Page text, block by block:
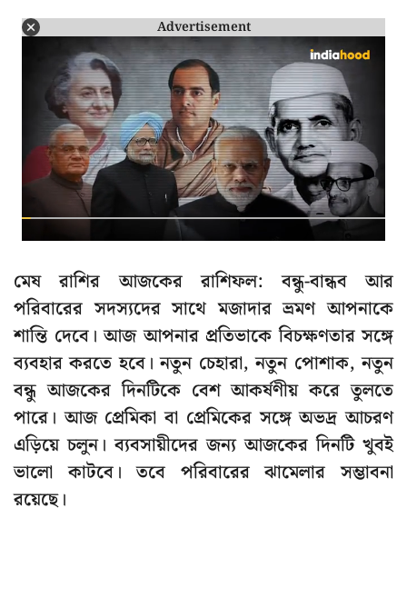
Advertisement
মেষ রাশির আজকের রাশিফল: বন্ধু-বান্ধব আর
পরিবারের সদস্যদের সাথে মজাদার ভ্রমণ আপনাকে
শান্তি দেবে। আজ আপনার প্রতিভাকে বিচক্ষণতার সঙ্গে
ব্যবহার করতে হবে। নতুন চেহারা, নতুন পোশাক, নতুন
বন্ধু আজকের দিনটিকে বেশ আকর্ষণীয় করে তুলতে
পারে। আজ প্রেমিকা বা প্রেমিকের সঙ্গে অভদ্র আচরণ
এড়িয়ে চলুন। ব্যবসায়ীদের জন্য আজকের দিনটি খুবই
ভালো কাটবে। তবে পরিবারের ঝামেলার সম্ভাবনা
রয়েছে।